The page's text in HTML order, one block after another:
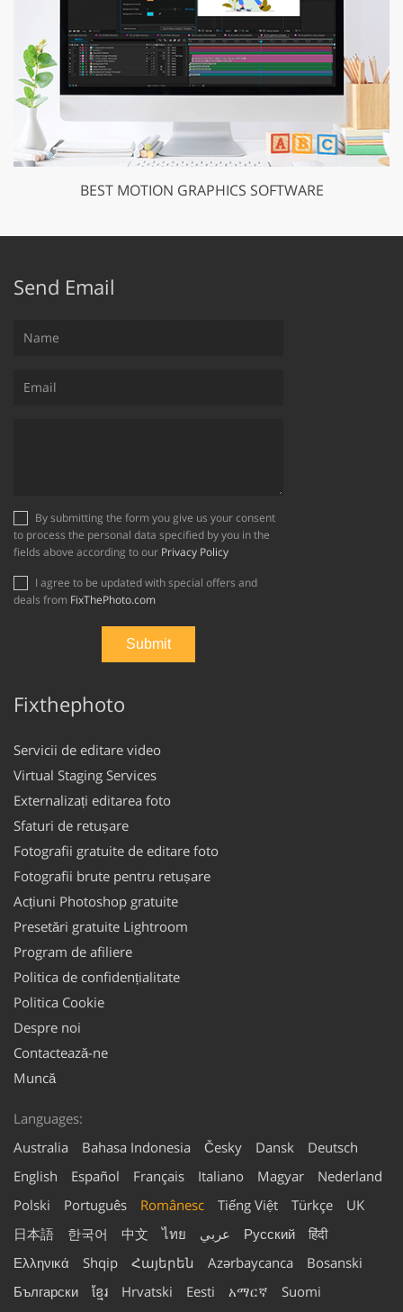
BEST MOTION GRAPHICS SOFTWARE
Send Email
to process the personal data specified by you in the
fields above according to our Privacy Policy
deals from FixThePhoto.com
Fixthephoto
Servicii de editare video
Virtual Staging Services
Externalizați editarea foto
Sfaturi de retușare
Fotografii gratuite de editare foto
Fotografii brute pentru retușare
Acțiuni Photoshop gratuite
Presetări gratuite Lightroom
Program de afiliere
Politica de confidențialitate
Politica Cookie
Despre noi
Contactează-ne
Muncă
Languages:
Australia
Bahasa Indonesia Česky Dansk
Deutsch
English
Español Français Italiano Magyar
Nederland
Polski
Português Românesc Tiếng Việt Türkçe
UK
日本語
한국어 中文 ไทย عربي Русский
हिंदी
Ελληνικά
Shqip Հայերեն Azərbaycanca
Bosanski
Български
ខ្មែរ Hrvatski Eesti አማርኛ
Suomi